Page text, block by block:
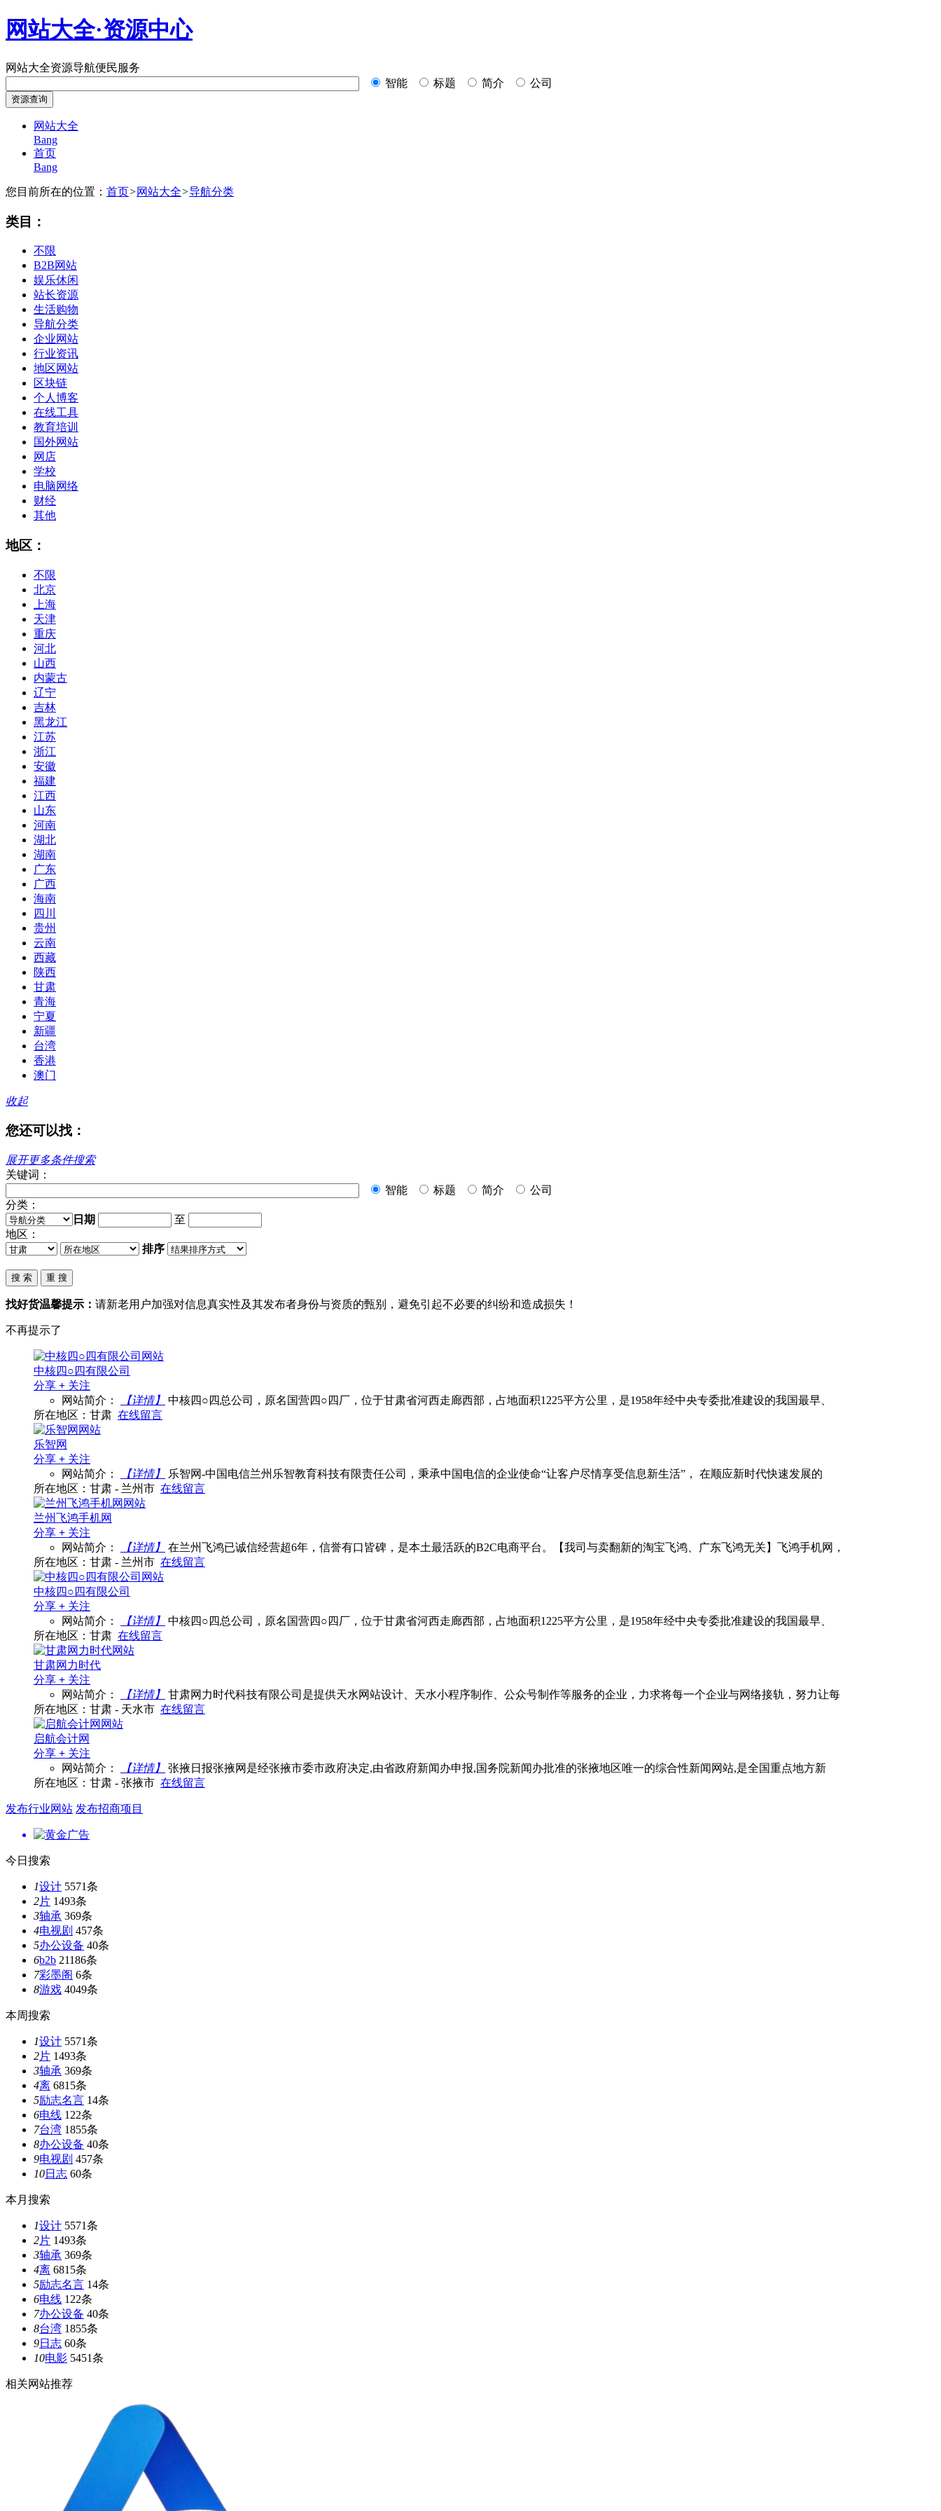
网站大全·资源中心
网站大全资源导航便民服务
智能
标题 简介 公司
网站大全
Bang
首页
Bang
您目前所在的位置： 首页>网站大全>导航分类
类目：
不限
B2B网站
娱乐休闲
站长资源
生活购物
导航分类
企业网站
行业资讯
地区网站
区块链
个人博客
在线工具
教育培训
国外网站
网店
学校
电脑网络
财经
其他
地区：
不限
北京
上海
天津
重庆
河北
山西
内蒙古
辽宁
吉林
黑龙江
江苏
浙江
安徽
福建
江西
山东
河南
湖北
湖南
广东
广西
海南
四川
贵州
云南
西藏
陕西
甘肃
青海
宁夏
新疆
台湾
香港
澳门
收起
您还可以找：
展开更多条件搜索
关键词：
智能
标题 简介
公司
分类：
日期
至
地区：
排序
找好货温馨提示： 请新老用户加强对信息真实性及其发布者身份与资质的甄别，避免引起不必要的纠纷和造成损失！
不再提示了
中核四○四有限公司
分享 + 关注
网站简介：
【详情】
中核四○四总公司，原名国营四○四厂，位于甘肃省河西走廊西部，占地面积1225平方公里，是1958年经中央专委批准建设的我国最早、
所在地区：甘肃 在线留言
乐智网
分享 + 关注
网站简介：
【详情】
乐智网-中国电信兰州乐智教育科技有限责任公司，秉承中国电信的企业使命“让客户尽情享受信息新生活”， 在顺应新时代快速发展的
所在地区：甘肃 - 兰州市 在线留言
兰州飞鸿手机网
分享 + 关注
网站简介：
【详情】
在兰州飞鸿已诚信经营超6年，信誉有口皆碑，是本土最活跃的B2C电商平台。【我司与卖翻新的淘宝飞鸿、广东飞鸿无关】飞鸿手机网，
所在地区：甘肃 - 兰州市 在线留言
中核四○四有限公司
分享 + 关注
网站简介：
【详情】
中核四○四总公司，原名国营四○四厂，位于甘肃省河西走廊西部，占地面积1225平方公里，是1958年经中央专委批准建设的我国最早、
所在地区：甘肃 在线留言
甘肃网力时代
分享 + 关注
网站简介：
【详情】
甘肃网力时代科技有限公司是提供天水网站设计、天水小程序制作、公众号制作等服务的企业，力求将每一个企业与网络接轨，努力让每
所在地区：甘肃 - 天水市 在线留言
启航会计网
分享 + 关注
网站简介：
【详情】
张掖日报张掖网是经张掖市委市政府决定,由省政府新闻办申报,国务院新闻办批准的张掖地区唯一的综合性新闻网站,是全国重点地方新
所在地区：甘肃 - 张掖市 在线留言
发布行业网站 发布招商项目
今日搜索
1设计 5571条
2片 1493条
3轴承 369条
4电视剧 457条
5办公设备 40条
6b2b 21186条
7彩墨阁 6条
8游戏 4049条
本周搜索
1设计 5571条
2片 1493条
3轴承 369条
4离 6815条
5励志名言 14条
6电线 122条
7台湾 1855条
8办公设备 40条
9电视剧 457条
10日志 60条
本月搜索
1设计 5571条
2片 1493条
3轴承 369条
4离 6815条
5励志名言 14条
6电线 122条
7办公设备 40条
8台湾 1855条
9日志 60条
10电影 5451条
相关网站推荐